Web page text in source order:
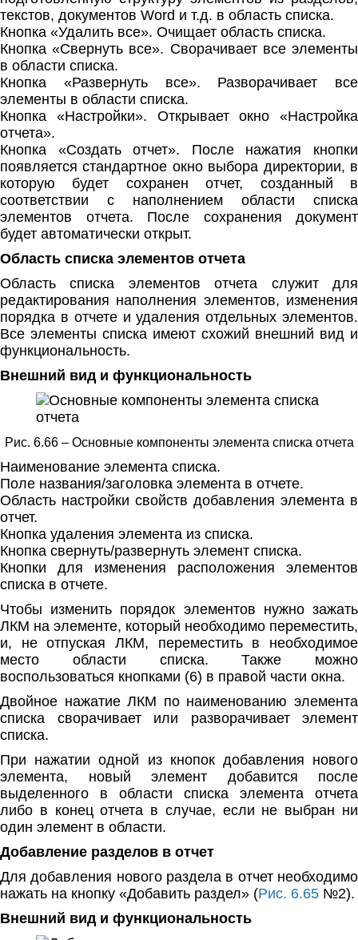
текстов, документов Word и т.д. в область списка.
Кнопка «Удалить все». Очищает область списка.
Кнопка «Свернуть все». Сворачивает все элементы
в области списка.
Кнопка «Развернуть все». Разворачивает все
элементы в области списка.
Кнопка «Настройки». Открывает окно «Настройка
отчета».
Кнопка «Создать отчет». После нажатия кнопки
появляется стандартное окно выбора директории, в
которую будет сохранен отчет, созданный в
соответствии с наполнением области списка
элементов отчета. После сохранения документ
будет автоматически открыт.
Область списка элементов отчета
Область списка элементов отчета служит для
редактирования наполнения элементов, изменения
порядка в отчете и удаления отдельных элементов.
Все элементы списка имеют схожий внешний вид и
функциональность.
Внешний вид и функциональность
Рис. 6.66 – Основные компоненты элемента списка отчета
Наименование элемента списка.
Поле названия/заголовка элемента в отчете.
Область настройки свойств добавления элемента в
отчет.
Кнопка удаления элемента из списка.
Кнопка свернуть/развернуть элемент списка.
Кнопки для изменения расположения элементов
списка в отчете.
Чтобы изменить порядок элементов нужно зажать
ЛКМ на элементе, который необходимо переместить,
и, не отпуская ЛКМ, переместить в необходимое
место области списка. Также можно
воспользоваться кнопками (6) в правой части окна.
Двойное нажатие ЛКМ по наименованию элемента
списка сворачивает или разворачивает элемент
списка.
При нажатии одной из кнопок добавления нового
элемента, новый элемент добавится после
выделенного в области списка элемента отчета
либо в конец отчета в случае, если не выбран ни
один элемент в области.
Добавление разделов в отчет
Для добавления нового раздела в отчет необходимо
нажать на кнопку «Добавить раздел» (Рис. 6.65 №2).
Внешний вид и функциональность